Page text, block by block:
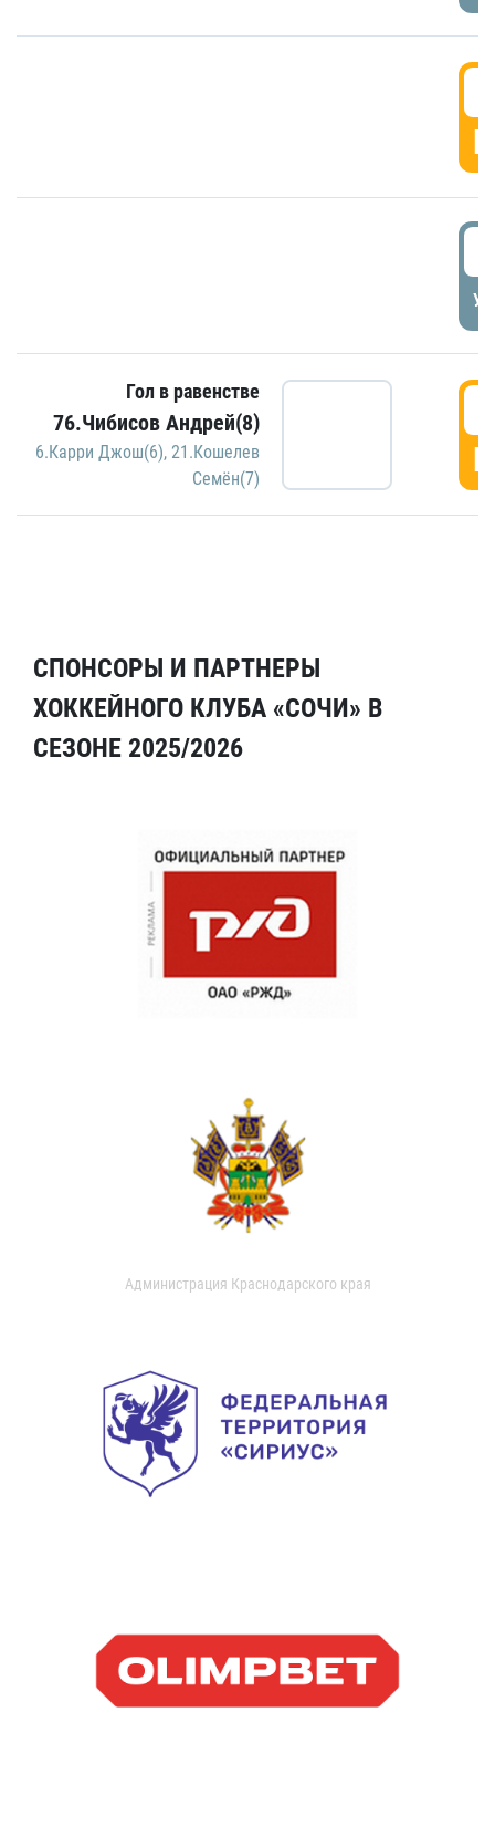
Гол в равенстве
76.Чибисов Андрей(8)
6.Карри Джош(6), 21.Кошелев
Семён(7)
СПОНСОРЫ И ПАРТНЕРЫ
ХОККЕЙНОГО КЛУБА «СОЧИ» В
СЕЗОНЕ 2025/2026
Администрация Краснодарского края